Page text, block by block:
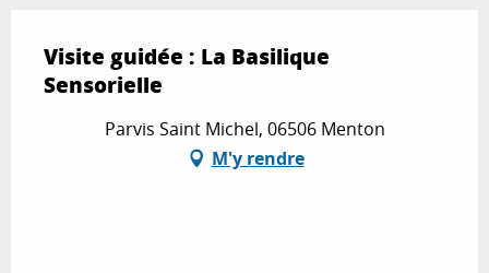
Visite guidée : La Basilique
Sensorielle
Parvis Saint Michel, 06506 Menton
M'y rendre